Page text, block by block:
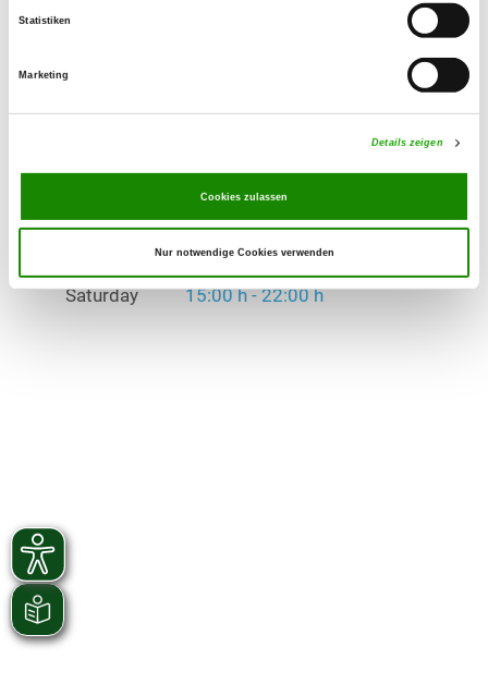
Statistiken
Marketing
Details zeigen
Cookies zulassen
Nur notwendige Cookies verwenden
harald-rudolph@t-online.de
Wednesday 18:00 h - 22:00 h
Saturday 15:00 h - 22:00 h
Saturday 15:00 h - 22:00 h